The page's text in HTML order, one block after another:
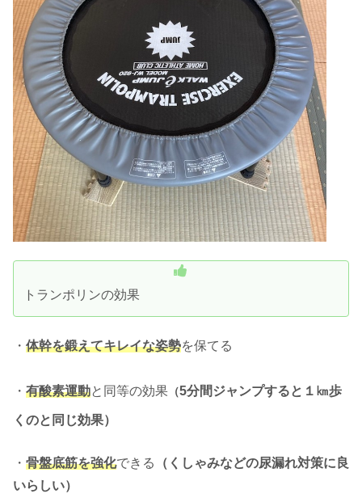
トランポリンの効果
・ 体幹を鍛えてキレイな姿勢を保てる
・ 有酸素運動と同等の効果 （5分間ジャンプすると１㎞歩
くのと同じ効果）
・ 骨盤底筋を強化できる （ くしゃみなどの尿漏れ対策に良
いらしい）